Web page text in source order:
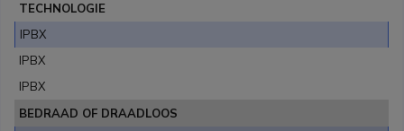
TECHNOLOGIE
IPBX
IPBX
IPBX
BEDRAAD OF DRAADLOOS